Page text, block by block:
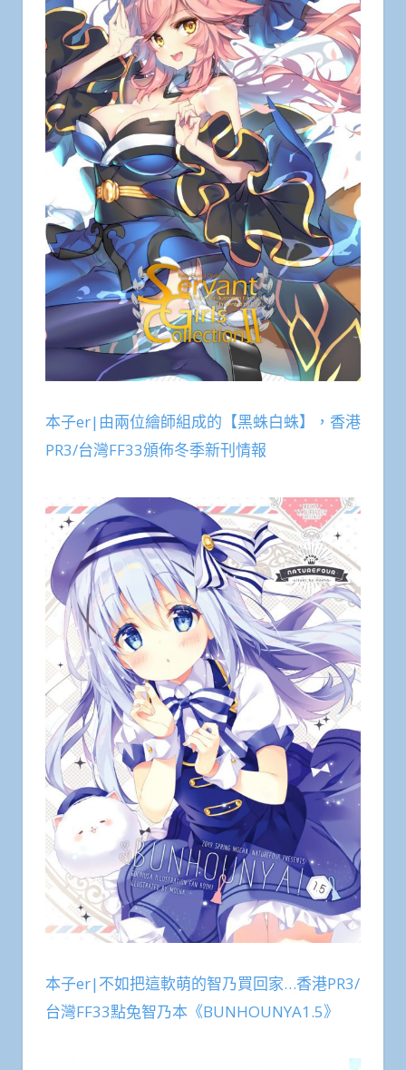
本子er|由兩位繪師組成的【黑蛛白蛛】，香港
PR3/台灣FF33頒佈冬季新刊情報
本子er|不如把這軟萌的智乃買回家…香港PR3/
台灣FF33點兔智乃本《BUNHOUNYA1.5》